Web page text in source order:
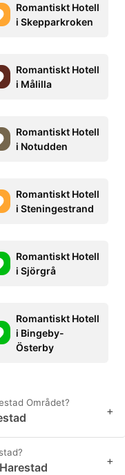
Romantiskt Hotell
i Skepparkroken
Romantiskt Hotell
i Målilla
Romantiskt Hotell
i Notudden
Romantiskt Hotell
i Steningestrand
Romantiskt Hotell
i Sjörgrå
Romantiskt Hotell
i Bingeby-
Österby
Området?
+
+